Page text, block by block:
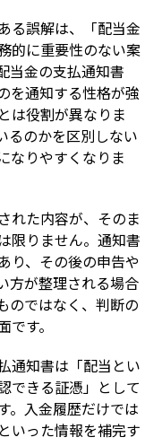
る誤解は、「配当金
的に重要性のない案
当金の支払通知書
を通知する性格が強
は役割が異なりま
るのかを区別しない
なりやすくなりま
れた内容が、そのま
限りません。通知書
り、その後の申告や
方が整理される場合
のではなく、判断の
す。
通知書は「配当とい
できる証憑」として
。入金履歴だけでは
いった情報を補完す